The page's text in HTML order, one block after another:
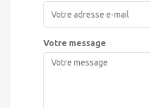
Votre message